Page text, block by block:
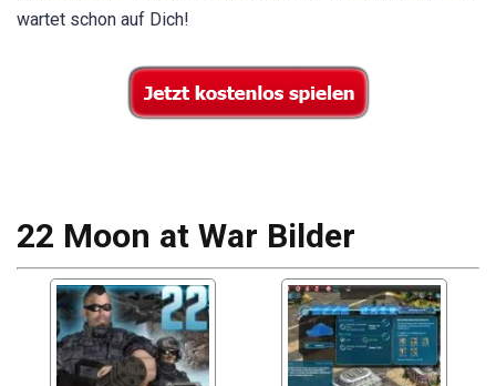
wartet schon auf Dich!
22 Moon at War Bilder